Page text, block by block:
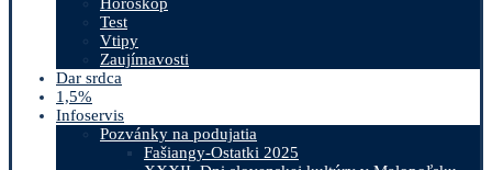
Test
Vtipy
Zaujímavosti
Dar srdca
1,5%
Infoservis
Pozvánky na podujatia
Fašiangy-Ostatki 2025